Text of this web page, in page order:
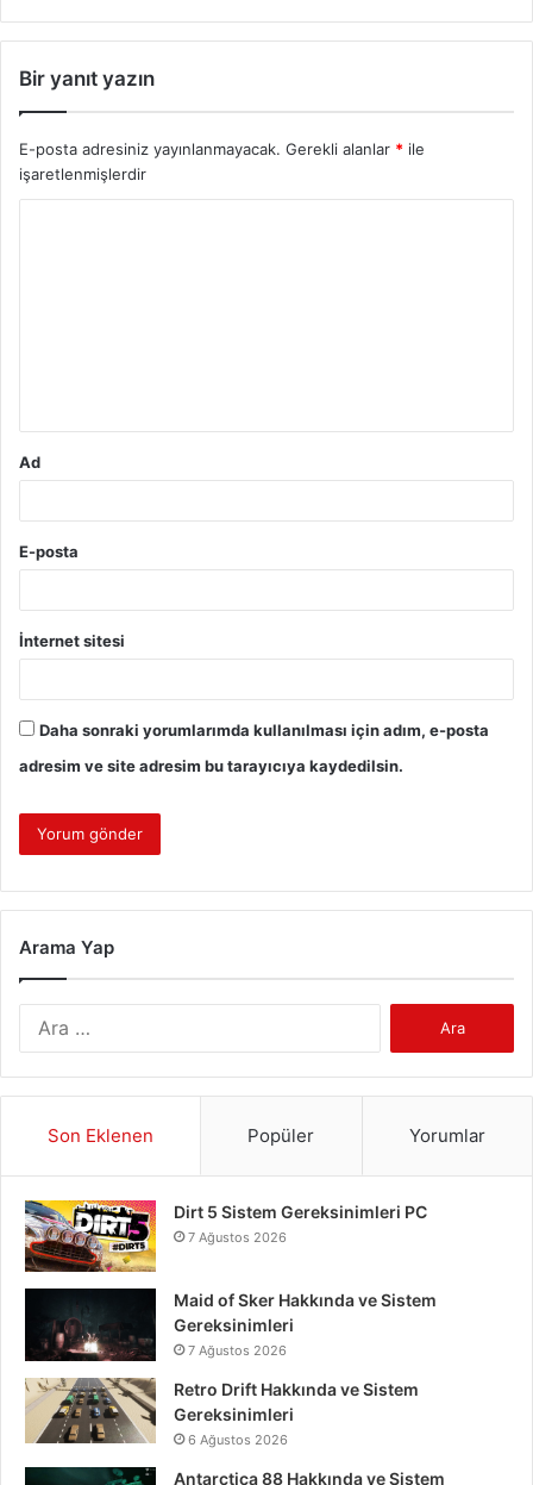
Bir yanıt yazın
E-posta adresiniz yayınlanmayacak. Gerekli alanlar * ile
işaretlenmişlerdir
Ad
E-posta
İnternet sitesi
Daha sonraki yorumlarımda kullanılması için adım, e-posta
adresim ve site adresim bu tarayıcıya kaydedilsin.
Arama Yap
Son Eklenen Popüler Yorumlar
Dirt 5 Sistem Gereksinimleri PC
7 Ağustos 2026
Maid of Sker Hakkında ve Sistem
Gereksinimleri
7 Ağustos 2026
Retro Drift Hakkında ve Sistem
Gereksinimleri
6 Ağustos 2026
Antarctica 88 Hakkında ve Sistem